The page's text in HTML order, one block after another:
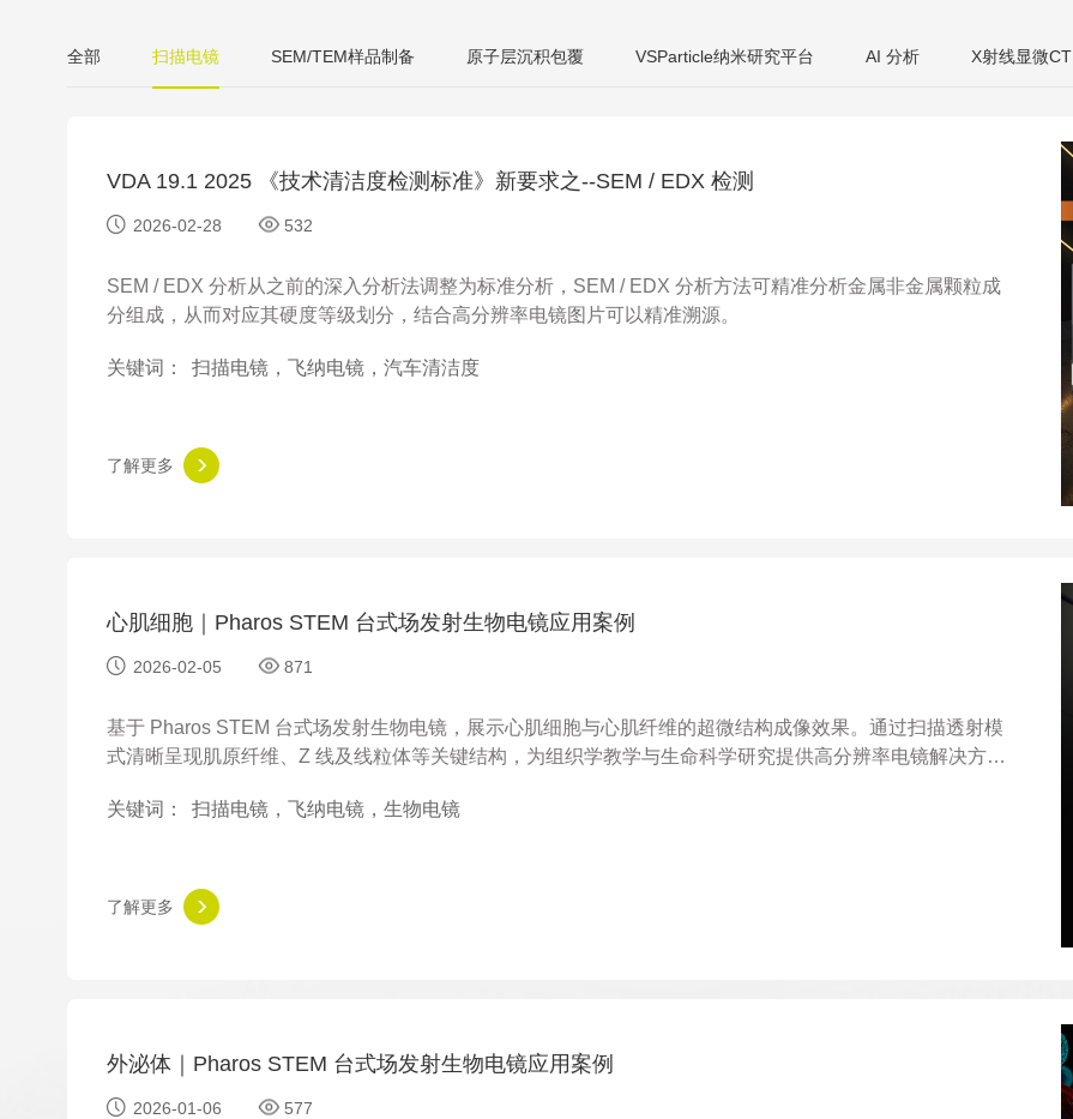
全部 扫描电镜 SEM/TEM样品制备 原子层沉积包覆 VSParticle纳米研究平台 AI 分析 X射线显微CT
VDA 19.1 2025 《技术清洁度检测标准》新要求之--SEM / EDX 检测
2026-02-28 532
SEM / EDX 分析从之前的深入分析法调整为标准分析，SEM / EDX 分析方法可精准分析金属非金属颗粒成
分组成，从而对应其硬度等级划分，结合高分辨率电镜图片可以精准溯源。
关键词： 扫描电镜，飞纳电镜，汽车清洁度
了解更多
心肌细胞｜Pharos STEM 台式场发射生物电镜应用案例
2026-02-05 871
基于 Pharos STEM 台式场发射生物电镜，展示心肌细胞与心肌纤维的超微结构成像效果。通过扫描透射模
式清晰呈现肌原纤维、Z 线及线粒体等关键结构，为组织学教学与生命科学研究提供高分辨率电镜解决方
关键词：
扫描电镜，飞纳电镜，生物电镜
了解更多
外泌体｜Pharos STEM 台式场发射生物电镜应用案例
2026-01-06 577